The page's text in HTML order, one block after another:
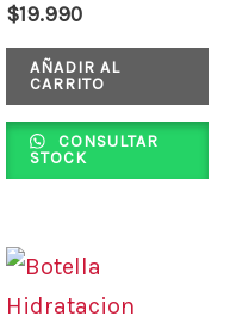
$19.990
AÑADIR AL
CARRITO
CONSULTAR
STOCK